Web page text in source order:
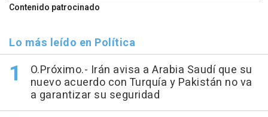
Contenido patrocinado
Lo más leído en Política
O.Próximo.- Irán avisa a Arabia Saudí que su
nuevo acuerdo con Turquía y Pakistán no va
a garantizar su seguridad